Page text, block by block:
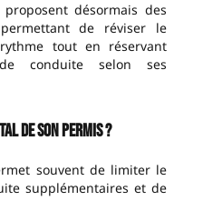
désormais des
de réviser le
tout en réservant
conduite selon ses
de son permis ?
souvent de limiter le
supplémentaires et de